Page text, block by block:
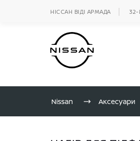
НІССАН ВІДІ АРМАДА
Nissan Аксесуари